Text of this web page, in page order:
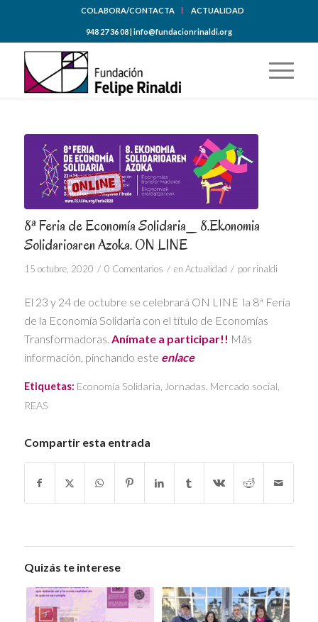
COLABORA/CONTACTA ACTUALIDAD
948 27 36 08 | info@fundacionrinaldi.org
8ª Feria de Economía Solidaria_ 8.Ekonomia
Solidarioaren Azoka. ON LINE
15 octubre, 2020 / 0 Comentarios / en Actualidad / por rinaldi
El 23 y 24 de octubre se celebrará ON LINE la 8ª Feria
de la Economía Solidaria con el título de Economías
Transformadoras. Anímate a participar!! Más
información, pinchando este enlace
Etiquetas: Economía Solidaria Jornadas Mercado social
REAS
Compartir esta entrada
Quizás te interese